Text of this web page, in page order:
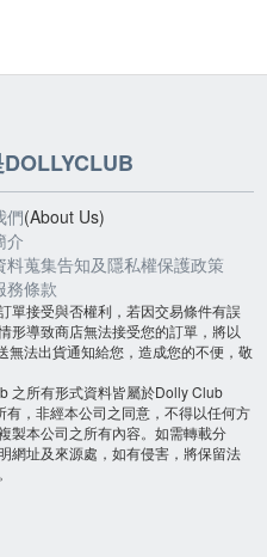
們(About Us)
介
料蒐集告知及隱私權保護政策
務條款
單接受與否權利，若因交易條件有誤
形導致商店無法接受您的訂單，將以
無法出貨通知給您，造成您的不便，敬
之所有形式資料皆屬於Dolly Club
有，非經本公司之同意，不得以任何方
製本公司之所有內容。如需轉載分
網址及來源處，如有侵害，將保留法